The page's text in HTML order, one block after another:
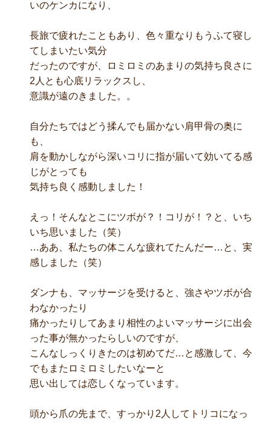
いのケンカになり、
長旅で疲れたこともあり、色々重なりもうふて寝し
てしまいたい気分
だったのですが、ロミロミのあまりの気持ち良さに
2人とも心底リラックスし、
意識が遠のきました。。
自分たちではどう揉んでも届かない肩甲骨の奥に
も、
肩を動かしながら深いコリに指が届いて効いてる感
じがとっても
気持ち良く感動しました！
えっ！そんなとこにツボが？！コリが！？と、いち
いち思いました（笑）
…ああ、私たちの体こんな疲れてたんだー…と、実
感しました（笑）
ダンナも、マッサージを受けると、強さやツボが合
わなかったり
痛かったりしてあまり相性のよいマッサージに出会
った事が無かったらしいのですが、
こんなしっくりきたのは初めてだ…と感激して、今
でもまたロミロミしたいなーと
思い出しては恋しくなっています。
頭から爪の先まで、すっかり2人してトリコになっ